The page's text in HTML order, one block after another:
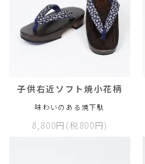
子供右近ソフト焼小花柄
味わいのある焼下駄
8,800円(税800円)